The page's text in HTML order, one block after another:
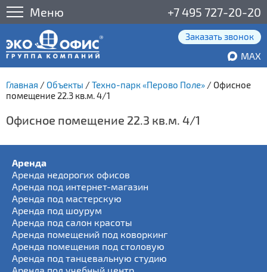
Меню +7 495 727-20-20
Заказать звонок
MAX
Главная / Объекты /Техно-парк «Перово Поле» / Офисное
помещение 22.3 кв.м. 4/1
Офисное помещение 22.3 кв.м. 4/1
Аренда
Аренда недорогих офисов
Аренда под интернет-магазин
Аренда под мастерскую
Аренда под шоурум
Аренда под салон красоты
Аренда помещений под коворкинг
Аренда помещения под столовую
Аренда под танцевальную студию